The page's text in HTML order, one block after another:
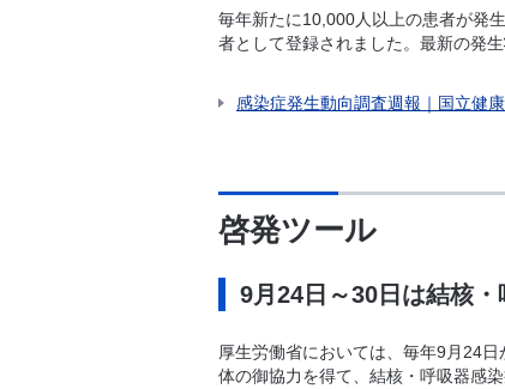
毎年新たに10,000人以上の患者が発
者として登録されました。最新の発
感染症発生動向調査週報｜国立健
啓発ツール
9月24日～30日は結核
厚生労働省においては、毎年9月24
体の御協力を得て、結核・呼吸器感